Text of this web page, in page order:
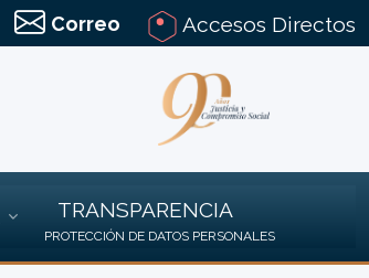
Correo Accesos Directos
TRANSPARENCIA
PROTECCIÓN DE DATOS PERSONALES